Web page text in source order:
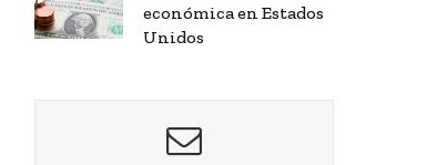
económica en Estados
Unidos